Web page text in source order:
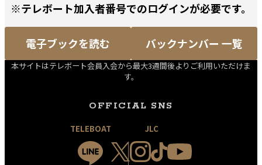
※テレボート加入者番号でのログインが必要です。
電子ブックを読む バックナンバー 一覧
本サイトはテレボート会員入会から最大3週間後よりご利用いただけま
す。
OFFICIAL SNS
TELEBOAT JLC